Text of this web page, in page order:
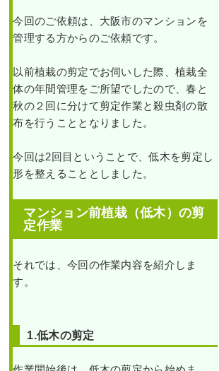
今回のご依頼は、大阪市のマンションを
管理する方からのご依頼です。
以前植栽の剪定でお伺いした際、植栽全
体の年間管理をご所望でしたので、春と
秋の２回に分けて剪定作業と殺虫剤の散
布を行うこととなりました。
今回は2回目ということで、低木を剪定し
形を整えることとしました。
マンション前植栽（低木）の剪
定作業
それでは、今回の作業内容を紹介しま
す。
1.低木の剪定